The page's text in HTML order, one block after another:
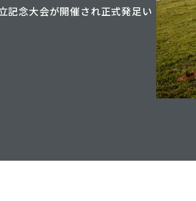
記念大会が開催され正式発足い